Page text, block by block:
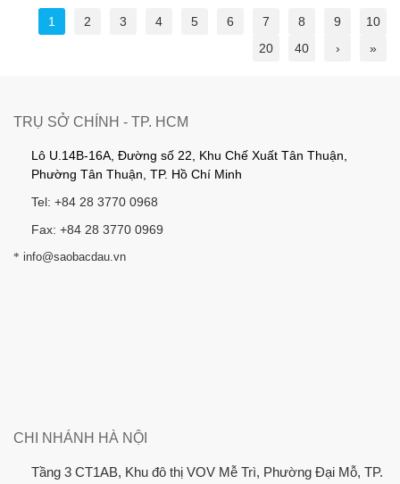
1 2 3 4 5 6 7 8 9
10
20
40 › »
TRỤ SỞ CHÍNH - TP. HCM
Lô U.14B-16A, Đường số 22, Khu Chế Xuất Tân Thuận,
Phường Tân Thuận, TP. Hồ Chí Minh
Tel: +84 28 3770 0968
Fax: +84 28 3770 0969
* info@saobacdau.vn
CHI NHÁNH HÀ NỘI
Tầng 3 CT1AB, Khu đô thị VOV Mễ Trì, Phường Đại Mỗ, TP.